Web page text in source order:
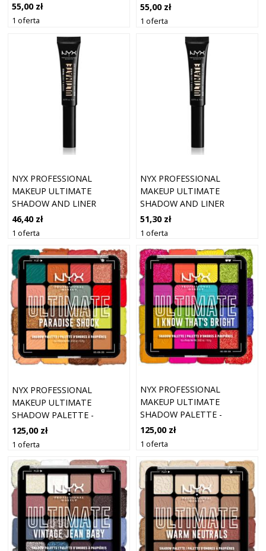
PETITE SHADOW PAL
55,00 zł
1 oferta
PETITE SHADOW PAL
55,00 zł
1 oferta
NYX PROFESSIONAL
MAKEUP ULTIMATE
SHADOW AND LINER
PRIMER BAZA POD CIENIE
DO POWIEK ODCIEŃ 02
46,40 zł
1 oferta
NYX PROFESSIONAL
MAKEUP ULTIMATE
SHADOW AND LINER
PRIMER BAZA POD CIENIE
DO POWIEK ODCIEŃ 01 -
51,30 zł
1 oferta
NYX PROFESSIONAL
MAKEUP ULTIMATE
SHADOW PALETTE -
PALETA CIENI DO POWI
125,00 zł
1 oferta
NYX PROFESSIONAL
MAKEUP ULTIMATE
SHADOW PALETTE -
PALETA CIENI DO POWI
125,00 zł
1 oferta